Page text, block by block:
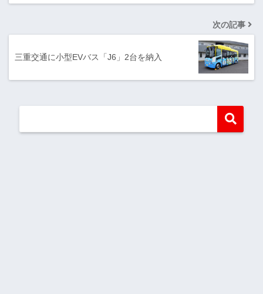
次の記事
三重交通に小型EVバス「J6」2台を納入